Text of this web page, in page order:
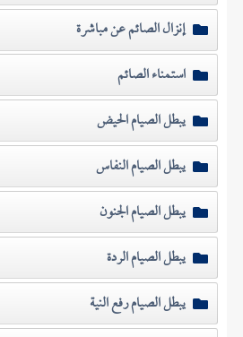
إنزال الصائم عن مباشرة
استمناء الصائم
يبطل الصيام الحيض
يبطل الصيام النفاس
يبطل الصيام الجنون
يبطل الصيام الردة
يبطل الصيام رفع النية